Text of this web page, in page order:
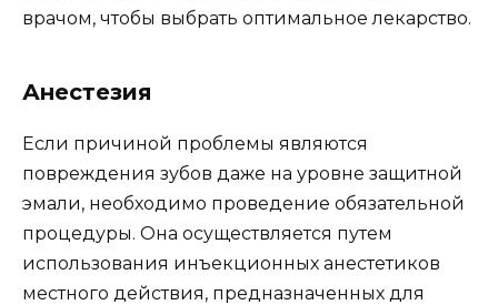
врачом, чтобы выбрать оптимальное лекарство.
Анестезия
Если причиной проблемы являются
повреждения зубов даже на уровне защитной
эмали, необходимо проведение обязательной
процедуры. Она осуществляется путем
использования инъекционных анестетиков
местного действия, предназначенных для